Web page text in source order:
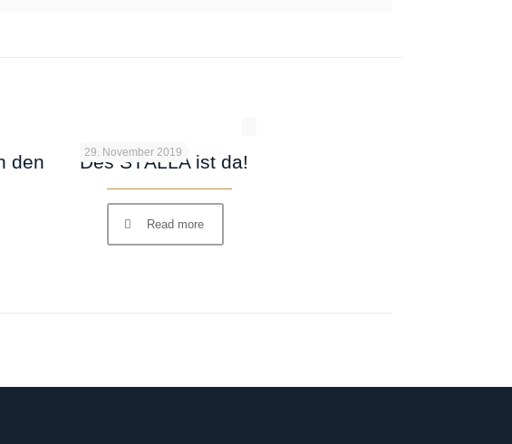
den
29. November 2019
Des STÄLLA ist da!
Read more